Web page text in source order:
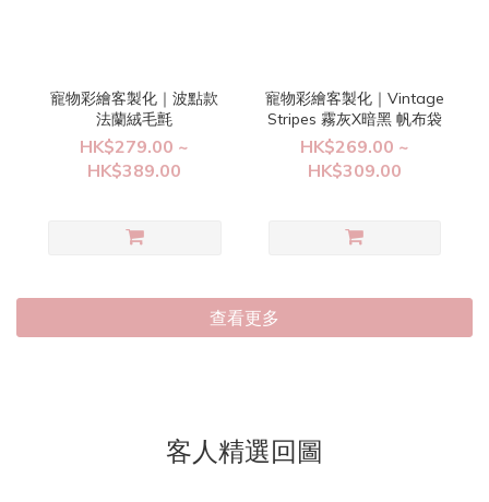
寵物彩繪客製化｜波點款
法蘭絨毛氈
HK$279.00 ~
HK$389.00
寵物彩繪客製化｜Vintage
Stripes 霧灰X暗黑 帆布袋
HK$269.00 ~
HK$309.00
查看更多
客人精選回圖